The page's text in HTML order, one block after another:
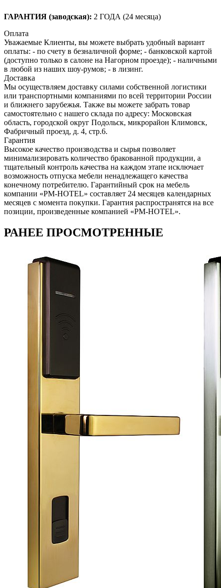
ГАРАНТИЯ (заводская): 2 ГОДА (24 месяца)
Оплата
Уважаемые Клиенты, вы можете выбрать удобный вариант
оплаты: - по счету в безналичной форме; - банковской картой
(доступно только в салоне на Нагорном проезде); - наличными
в любой из наших шоу-румов; - в лизинг.
Доставка
Мы осуществляем доставку силами собственной логистики
или транспортными компаниями по всей территории России
и ближнего зарубежья. Также вы можете забрать товар
самостоятельно с нашего склада по адресу: Московская
область, городcкой округ Подольск, микрорайон Климовск,
Фабричный проезд, д. 4, стр.6.
Гарантия
Высокое качество производства и сырья позволяет
минимализировать количество бракованной продукции, а
тщательный контроль качества на каждом этапе исключает
возможность отпуска мебели ненадлежащего качества
конечному потребителю. Гарантийный срок на мебель
компании «PM-HOTEL» составляет 24 месяцев календарных
месяцев с момента покупки. Гарантия распространятся на все
позиции, произведенные компанией «PM-HOTEL».
РАНЕЕ ПРОСМОТРЕННЫЕ